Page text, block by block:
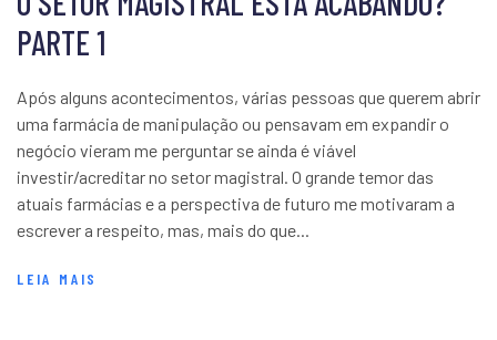
PARTE 1
Após alguns acontecimentos, várias pessoas que querem abrir
uma farmácia de manipulação ou pensavam em expandir o
negócio vieram me perguntar se ainda é viável
investir/acreditar no setor magistral. O grande temor das
atuais farmácias e a perspectiva de futuro me motivaram a
escrever a respeito, mas, mais do que...
LEIA MAIS